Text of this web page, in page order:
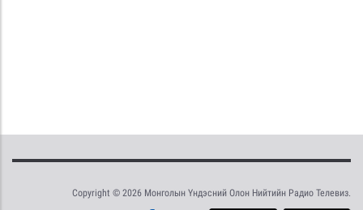
Copyright © 2026 Монголын Үндэсний Олон Нийтийн Радио Телевиз.